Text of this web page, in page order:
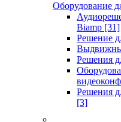
Оборудование
Biamp [31]
Решение
Решения
Решения
[3]